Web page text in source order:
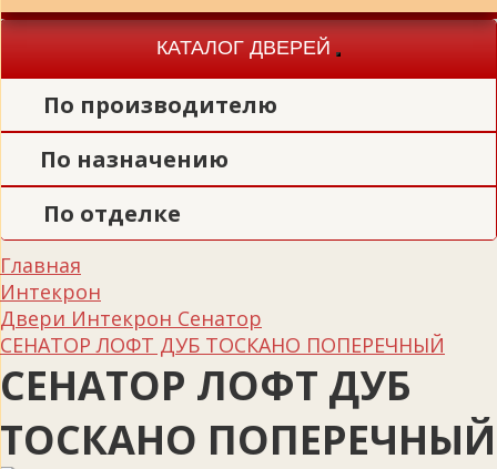
КАТАЛОГ ДВЕРЕЙ
Toggle
navigation
По производителю
По назначению
По отделке
Главная
Интекрон
Двери Интекрон Сенатор
СЕНАТОР ЛОФТ ДУБ ТОСКАНО ПОПЕРЕЧНЫЙ
СЕНАТОР ЛОФТ ДУБ
ТОСКАНО ПОПЕРЕЧНЫЙ